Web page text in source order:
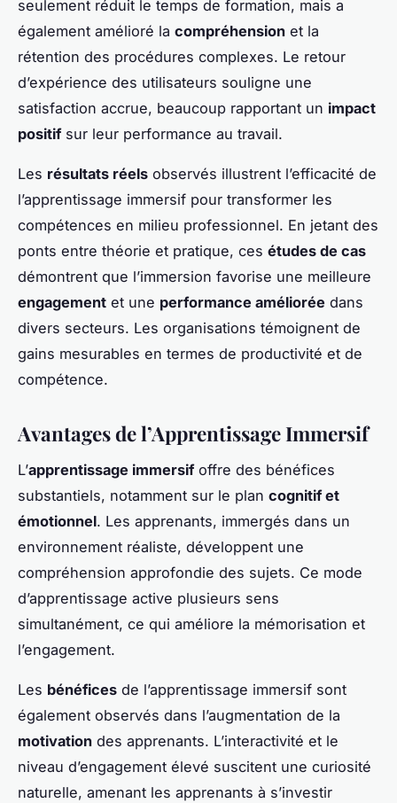
seulement réduit le temps de formation, mais a
également amélioré la compréhension et la
rétention des procédures complexes. Le retour
d’expérience des utilisateurs souligne une
satisfaction accrue, beaucoup rapportant un impact
positifsur leur performance au travail.
Les résultats réels observés illustrent l’efficacité de
l’apprentissage immersif pour transformer les
compétences en milieu professionnel. En jetant des
ponts entre théorie et pratique, ces études de cas
démontrent que l’immersion favorise une meilleure
engagement et une performance améliorée dans
divers secteurs. Les organisations témoignent de
gains mesurables en termes de productivité et de
compétence.
Avantages de l’Apprentissage Immersif
L’apprentissage immersifoffre des bénéfices
substantiels, notamment sur le plan cognitif et
émotionnel. Les apprenants, immergés dans un
environnement réaliste, développent une
compréhension approfondie des sujets. Ce mode
d’apprentissage active plusieurs sens
simultanément, ce qui améliore la mémorisation et
l’engagement.
Les bénéfices de l’apprentissage immersif sont
également observés dans l’augmentation de la
motivation des apprenants. L’interactivité et le
niveau d’engagement élevé suscitent une curiosité
naturelle, amenant les apprenants à s’investir